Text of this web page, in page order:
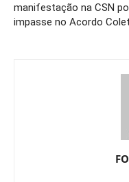
manifestação na CSN
impasse no Acordo